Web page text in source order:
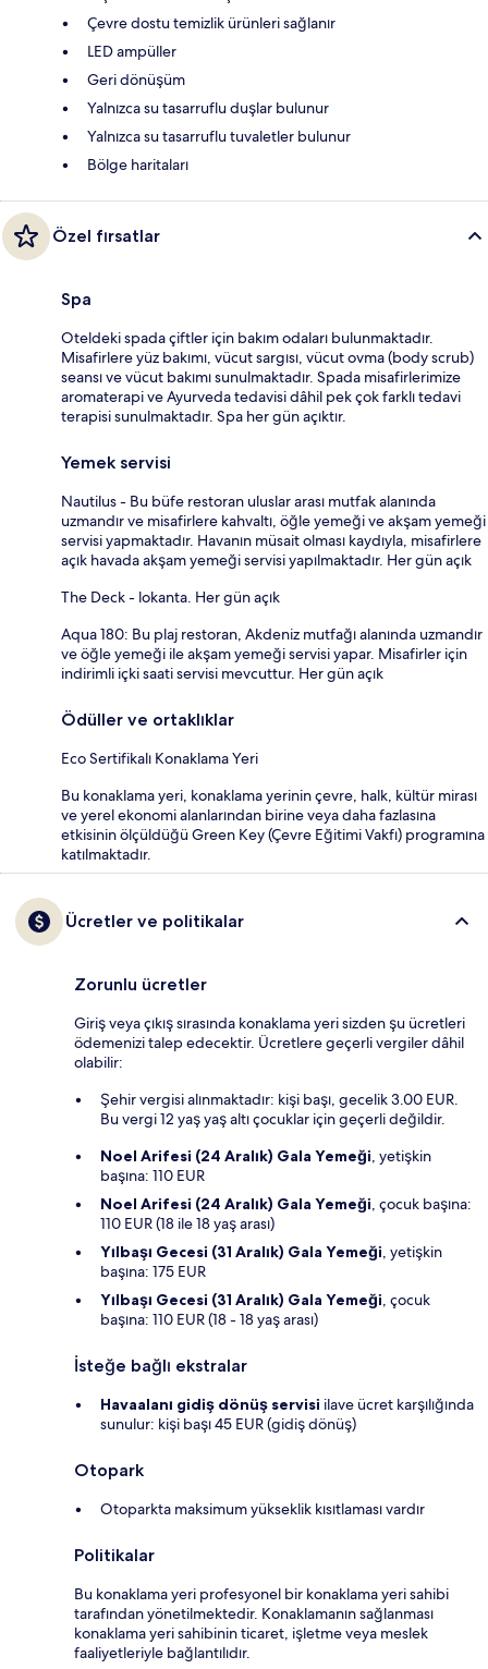
Çevre dostu temizlik ürünleri sağlanır
LED ampüller
Geri dönüşüm
Yalnızca su tasarruflu duşlar bulunur
Yalnızca su tasarruflu tuvaletler bulunur
Bölge haritaları
Özel fırsatlar
Spa
Oteldeki spada çiftler için bakım odaları bulunmaktadır.
Misafirlere yüz bakımı, vücut sargısı, vücut ovma (body scrub)
seansı ve vücut bakımı sunulmaktadır. Spada misafirlerimize
aromaterapi ve Ayurveda tedavisi dâhil pek çok farklı tedavi
terapisi sunulmaktadır. Spa her gün açıktır.
Yemek servisi
Nautilus - Bu büfe restoran uluslar arası mutfak alanında
uzmandır ve misafirlere kahvaltı, öğle yemeği ve akşam yemeği
servisi yapmaktadır. Havanın müsait olması kaydıyla, misafirlere
açık havada akşam yemeği servisi yapılmaktadır. Her gün açık
The Deck - lokanta. Her gün açık
Aqua 180: Bu plaj restoran, Akdeniz mutfağı alanında uzmandır
ve öğle yemeği ile akşam yemeği servisi yapar. Misafirler için
indirimli içki saati servisi mevcuttur. Her gün açık
Ödüller ve ortaklıklar
Eco Sertifikalı Konaklama Yeri
Bu konaklama yeri, konaklama yerinin çevre, halk, kültür mirası
ve yerel ekonomi alanlarından birine veya daha fazlasına
etkisinin ölçüldüğü Green Key (Çevre Eğitimi Vakfı) programına
katılmaktadır.
Ücretler ve politikalar
Zorunlu ücretler
Giriş veya çıkış sırasında konaklama yeri sizden şu ücretleri
ödemenizi talep edecektir. Ücretlere geçerli vergiler dâhil
olabilir:
Şehir vergisi alınmaktadır: kişi başı, gecelik 3.00 EUR.
Bu vergi 12 yaş yaş altı çocuklar için geçerli değildir.
Noel Arifesi (24 Aralık) Gala Yemeği, yetişkin
başına: 110 EUR
Noel Arifesi (24 Aralık) Gala Yemeği, çocuk başına:
110 EUR (18 ile 18 yaş arası)
Yılbaşı Gecesi (31 Aralık) Gala Yemeği, yetişkin
başına: 175 EUR
Yılbaşı Gecesi (31 Aralık) Gala Yemeği, çocuk
başına: 110 EUR (18 - 18 yaş arası)
İsteğe bağlı ekstralar
Havaalanı gidiş dönüş servisi ilave ücret karşılığında
sunulur: kişi başı 45 EUR (gidiş dönüş)
Otopark
Otoparkta maksimum yükseklik kısıtlaması vardır
Politikalar
Bu konaklama yeri profesyonel bir konaklama yeri sahibi
tarafından yönetilmektedir. Konaklamanın sağlanması
konaklama yeri sahibinin ticaret, işletme veya meslek
faaliyetleriyle bağlantılıdır.